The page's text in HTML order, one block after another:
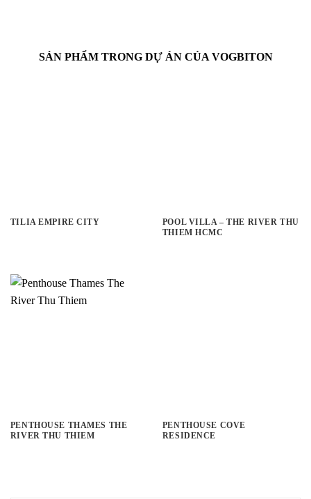
SẢN PHẨM TRONG DỰ ÁN CỦA VOGBITON
TILIA EMPIRE CITY
POOL VILLA – THE RIVER THU
THIEM HCMC
PENTHOUSE THAMES THE
RIVER THU THIEM
PENTHOUSE COVE
RESIDENCE